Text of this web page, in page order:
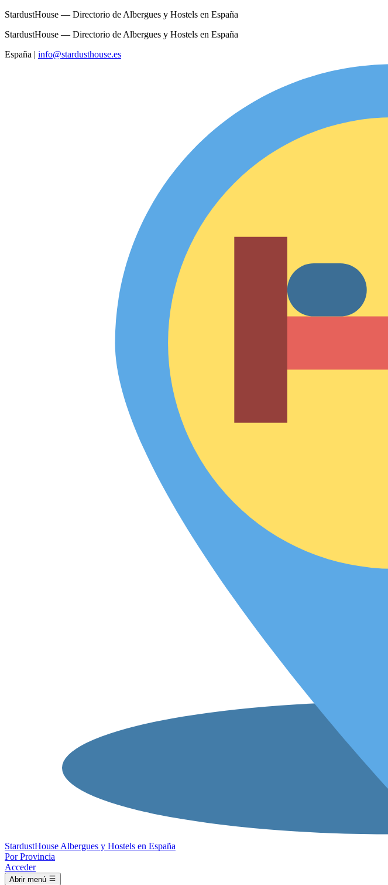
StardustHouse — Directorio de Albergues y Hostels en España
StardustHouse — Directorio de Albergues y Hostels en España
España | info@stardusthouse.es
StardustHouse Albergues y Hostels en España
Por Provincia
Acceder
Abrir menú